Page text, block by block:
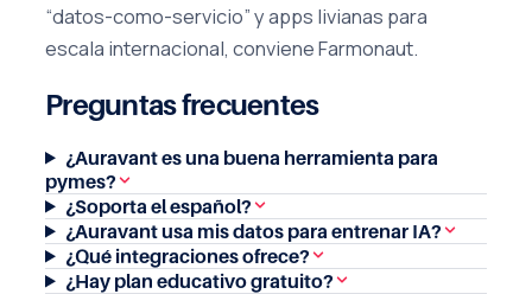
“datos-como-servicio” y apps livianas para
escala internacional, conviene Farmonaut.
Preguntas frecuentes
¿Auravant es una buena herramienta para
pymes?
¿Soporta el español?
¿Auravant usa mis datos para entrenar IA?
¿Qué integraciones ofrece?
¿Hay plan educativo gratuito?